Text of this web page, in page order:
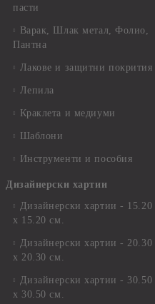
пасти
Варак, Шлак метал, Фолио,
Пантна
Лакове и защитни покрития
Лепила
Краклета и медиуми
Шаблони
Инструменти и пособия
Дизайнерски хартии
Дизайнерски хартии - 15.20
х 15.20 см.
Дизайнерски хартии - 20.30
х 20.30 см.
Дизайнерски хартии - 30.50
х 30.50 см.